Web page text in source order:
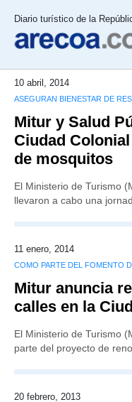
Diario turístico de la
10 abril, 2014
ASEGURAN BIENESTAR DE
Mitur y Salud
Ciudad
de mosquitos
El Ministerio de Turismo
llevaron a cabo una
11 enero, 2014
COMO PARTE DEL FOMENTO
Mitur anuncia
calles en la
El Ministerio de Turismo
parte del proyecto de
20 febrero, 2013